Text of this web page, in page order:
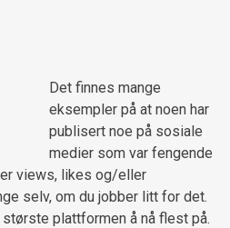
Det finnes mange
eksempler på at noen har
publisert noe på sosiale
medier som var fengende
views, likes og/eller
selv, om du jobber litt for det.
plattformen å nå flest på.